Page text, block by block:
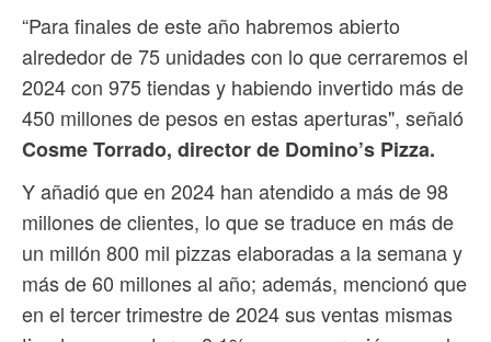
“Para finales de este año habremos abierto
alrededor de 75 unidades con lo que cerraremos el
2024 con 975 tiendas y habiendo invertido más de
450 millones de pesos en estas aperturas", señaló
Cosme Torrado, director de Domino’s Pizza.
Y añadió que en 2024 han atendido a más de 98
millones de clientes, lo que se traduce en más de
un millón 800 mil pizzas elaboradas a la semana y
más de 60 millones al año; además, mencionó que
en el tercer trimestre de 2024 sus ventas mismas